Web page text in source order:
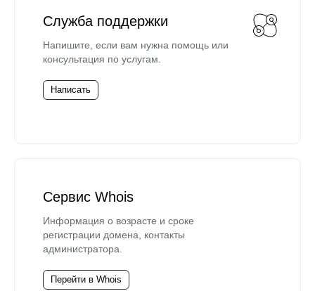
Служба поддержки
Напишите, если вам нужна помощь или
консультация по услугам.
Написать
Сервис Whois
Информация о возрасте и сроке
регистрации домена, контакты
администратора.
Перейти в Whois